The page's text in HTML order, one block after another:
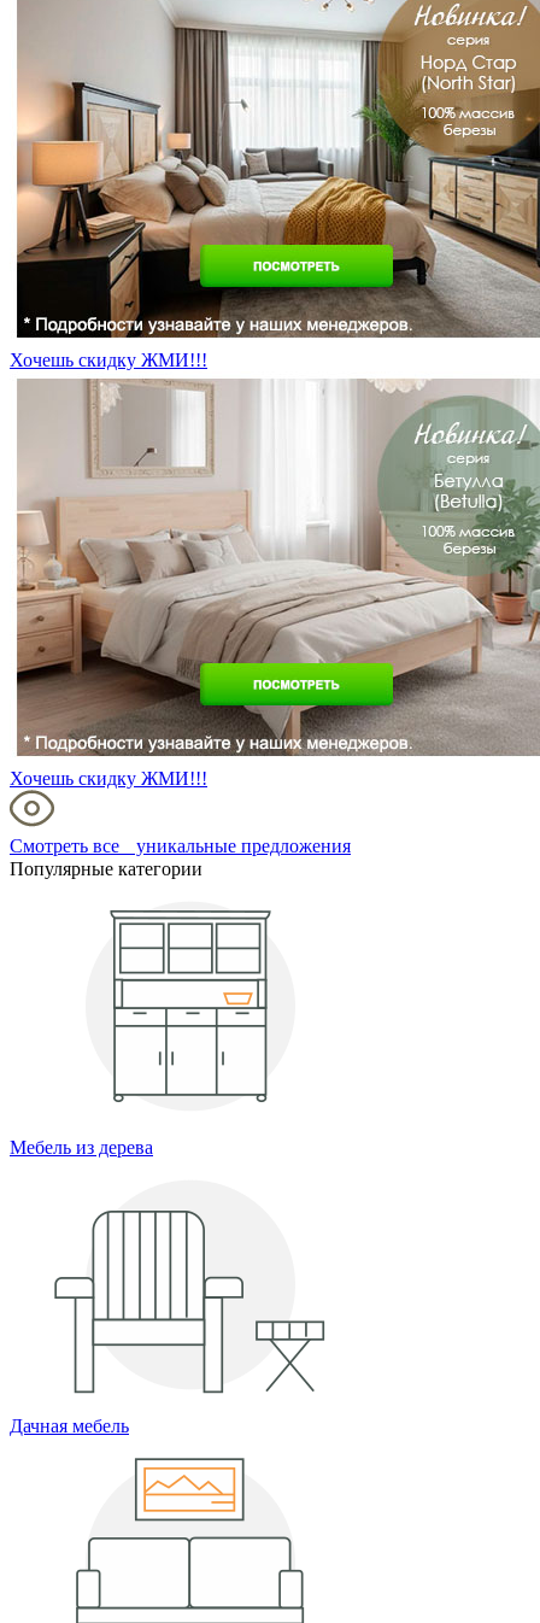
Хочешь скидку ЖМИ!!!
Хочешь скидку ЖМИ!!!
Смотреть все уникальные предложения
Популярные категории
Мебель из дерева
Дачная мебель